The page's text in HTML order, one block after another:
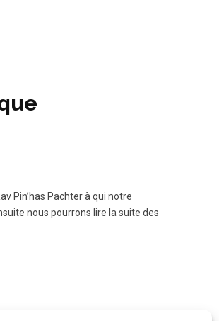
Pin’has Pachter à qui notre
nous pourrons lire la suite des